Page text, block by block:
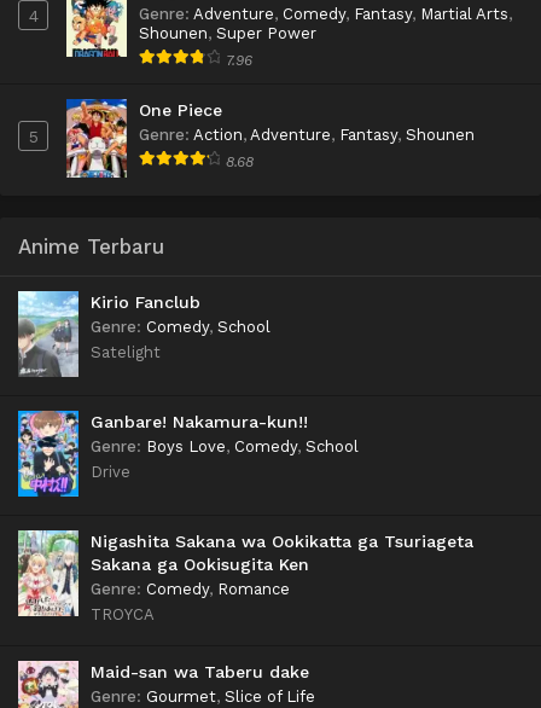
4 Genre: Adventure, Comedy, Fantasy, Martial Arts,
Shounen, Super Power
7.96
5
One Piece
Genre: Action, Adventure, Fantasy, Shounen
8.68
Anime Terbaru
Kirio Fanclub
Genre: Comedy, School
Satelight
Ganbare! Nakamura-kun!!
Genre: Boys Love, Comedy, School
Drive
Nigashita Sakana wa Ookikatta ga Tsuriageta
Sakana ga Ookisugita Ken
Genre: Comedy, Romance
TROYCA
Maid-san wa Taberu dake
Genre: Gourmet, Slice of Life